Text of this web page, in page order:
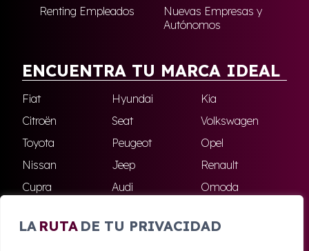
LA RUTA DE TU PRIVACIDAD
Renting Empleados
Nuevas Empresas y
Autónomos
ENCUENTRA TU MARCA IDEAL
Fiat Hyundai
Kia
Citroën
Seat
Volkswagen
Toyota
Peugeot
Opel
Nissan
Jeep
Renault
Cupra
Audi
Omoda
Skoda
Ford Todas las marcas